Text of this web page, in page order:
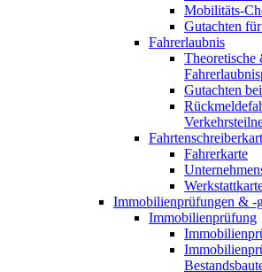
Mobilitäts-
Gutachten
Fahrerlaubnis
Theoretische
Gutachten
Fahrerkarte
Immobilienprüfungen & -
Immobilienprüfung